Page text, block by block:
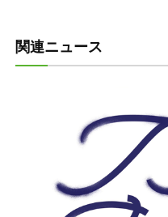
関連ニュース